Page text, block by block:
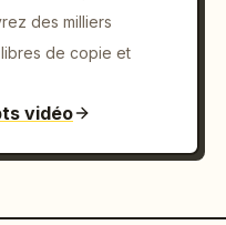
des milliers
de copie et
vidéo